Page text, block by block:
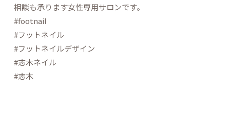
相談も承ります女性専用サロンです。
#footnail
#フットネイル
#フットネイルデザイン
#志木ネイル
#志木